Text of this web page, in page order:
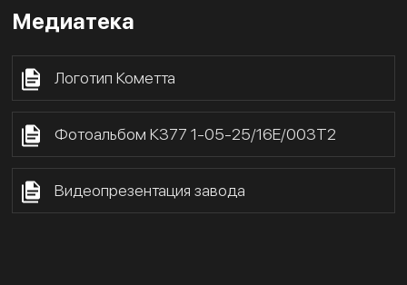
Медиатека
Логотип Кометта
Фотоальбом К377 1-05-25/16Е/003Т2
Видеопрезентация завода